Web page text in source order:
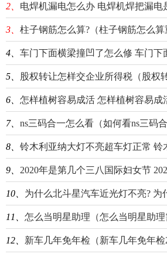
2、 电焊机漏电怎么办 电焊机焊把漏电
3、 柱子钢筋怎么算?（柱子钢筋怎么算
4、 车门下面横梁撞凹了怎么修 车门下
5、 股权转让怎样交企业所得税（股权转让怎样
6、 怎样植树容易成活 怎样植树容易成
7、 ns三码合一怎么看（如何看ns三码合
8、 铃木利亚纳大灯不亮超车灯正常 铃
9、 2020年是第几个三八国际妇女节 2020年
10、 为什么北斗星汽车近光灯不亮? 为什么
11、 怎么当明星助理（怎么当明星助理
12、 新车几年免年检（新车几年免年检